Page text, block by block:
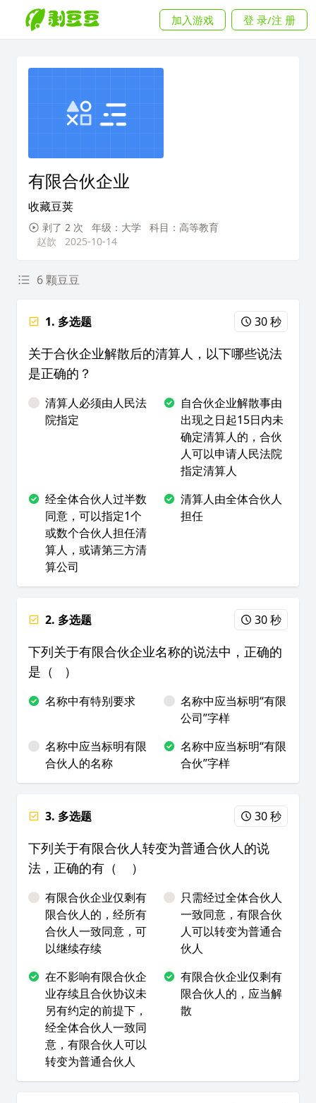
加入游戏 登 录/注 册
有限合伙企业
收藏豆荚
剥了 2 次 年级：大学
科目：高等教育
赵歆
2025-10-14
6 颗豆豆
1. 多选题 30 秒
关于合伙企业解散后的清算人，以下哪些说法
是正确的？
清算人必须由人民法
院指定
自合伙企业解散事由
出现之日起15日内未
确定清算人的，合伙
人可以申请人民法院
指定清算人
经全体合伙人过半数
同意，可以指定1个
或数个合伙人担任清
算人，或请第三方清
算公司
清算人由全体合伙人
担任
2. 多选题 30 秒
下列关于有限合伙企业名称的说法中，正确的
是（ ）
名称中有特别要求
名称中应当标明“有限
公司”字样
名称中应当标明有限
合伙人的名称
名称中应当标明“有限
合伙”字样
3. 多选题 30 秒
下列关于有限合伙人转变为普通合伙人的说
法，正确的有（ ）
有限合伙企业仅剩有
限合伙人的，经所有
合伙人一致同意，可
以继续存续
只需经过全体合伙人
一致同意，有限合伙
人可以转变为普通合
伙人
在不影响有限合伙企
业存续且合伙协议未
另有约定的前提下，
经全体合伙人一致同
意，有限合伙人可以
转变为普通合伙人
有限合伙企业仅剩有
限合伙人的，应当解
散